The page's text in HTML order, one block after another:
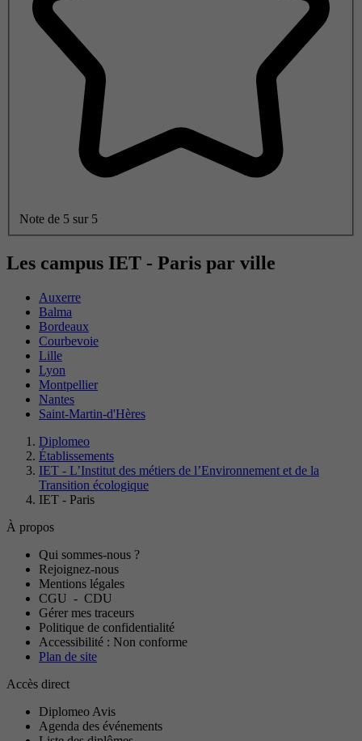
Note de 5 sur 5
Les campus IET - Paris par ville
Auxerre
Balma
Bordeaux
Courbevoie
Lille
Lyon
Montpellier
Nantes
Saint-Martin-d'Hères
Diplomeo
Établissements
IET - L’Institut des métiers de l’Environnement et de la
Transition écologique
IET - Paris
À propos
Qui sommes-nous ?
Rejoignez-nous
Mentions légales
CGU - CDU
Gérer mes traceurs
Politique de confidentialité
Accessibilité : Non conforme
Plan de site
Accès direct
Diplomeo Avis
Agenda des événements